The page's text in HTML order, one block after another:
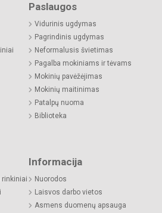
Paslaugos
Vidurinis ugdymas
Pagrindinis ugdymas
Neformalusis švietimas
Pagalba mokiniams ir tėvams
Mokinių pavėžėjimas
Mokinių maitinimas
Patalpų nuoma
Biblioteka
rinkiniai
Informacija
Nuorodos
Laisvos darbo vietos
Asmens duomenų apsauga